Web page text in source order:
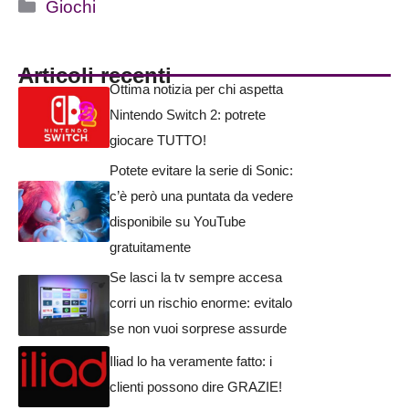
Giochi
Articoli recenti
Ottima notizia per chi aspetta
Nintendo Switch 2: potrete
giocare TUTTO!
Potete evitare la serie di Sonic:
c’è però una puntata da vedere
disponibile su YouTube
gratuitamente
Se lasci la tv sempre accesa
corri un rischio enorme: evitalo
se non vuoi sorprese assurde
Iliad lo ha veramente fatto: i
clienti possono dire GRAZIE!